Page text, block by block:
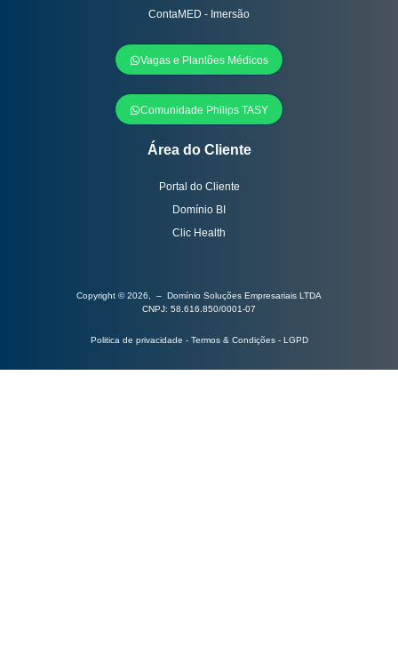
ContaMED - Imersão
Vagas e Plantões Médicos
Comunidade Philips TASY
Área do Cliente
Portal do Cliente
Domínio BI
Clic Health
Copyright © 2026, – Domínio Soluções Empresariais LTDA
CNPJ: 58.616.850/0001-07
Politica de privacidade - Termos & Condições - LGPD